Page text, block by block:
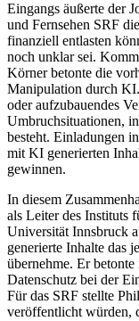
Eingangs äußerte der
und Fernsehen SRF
finanziell entlasten
noch unklar sei.
Körner betonte die
Manipulation durch
oder aufzubauendes
Umbruchsituationen,
besteht. Einladungen
mit KI generierten
gewinnen.
In diesem
als Leiter des Instituts
Universität Innsbruck
generierte Inhalte das
übernehme. Er
Datenschutz bei der
Für das SRF stellte
veröffentlicht würden,